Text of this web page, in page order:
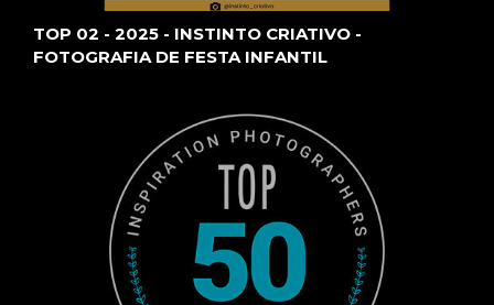
TOP 02 - 2025 - INSTINTO CRIATIVO -
FOTOGRAFIA DE FESTA INFANTIL